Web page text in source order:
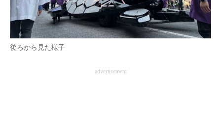
後ろから見た様子
advertisement